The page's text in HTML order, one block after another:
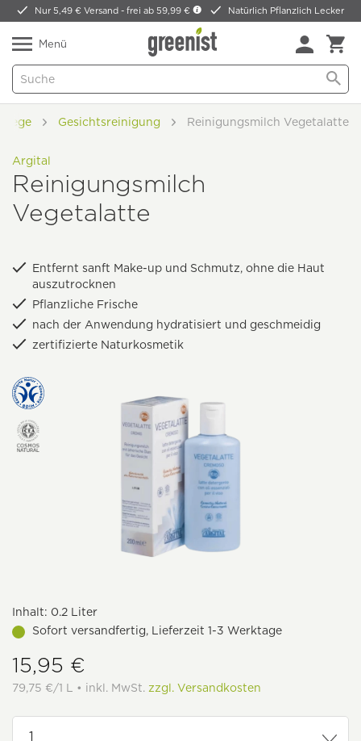
Nur 5,49 € Versand -frei ab 59,99 € Natürlich Pflanzlich Lecker
Menü
Gesichtsreinigung Reinigungsmilch Vegetalatte
Argital
Reinigungsmilch
Vegetalatte
Entfernt sanft Make-up und Schmutz, ohne die Haut
auszutrocknen
Pflanzliche Frische
nach der Anwendung hydratisiert und geschmeidig
zertifizierte Naturkosmetik
Inhalt: 0.2 Liter
Sofort versandfertig, Lieferzeit 1-3 Werktage
15,95 €
79,75 €/1 L • inkl. MwSt. zzgl. Versandkosten